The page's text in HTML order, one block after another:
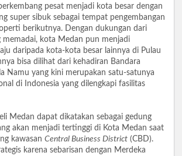
pesat menjadi kota besar dengan
super sibuk sebagai tempat pengembangan
berikutnya. Dengan dukungan dari
kota Medan pun menjadi
daripada kota-kota besar lainnya di Pulau
bisa dilihat dari kehadiran Bandara
Namu yang kini merupakan satu-satunya
di Indonesia yang dilengkapi fasilitas
Medan dapat dikatakan sebagai gedung
akan menjadi tertinggi di Kota Medan saat
kawasan Central Business District (CBD).
karena sebarisan dengan Merdeka